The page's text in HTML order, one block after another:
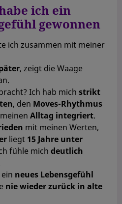
ich ein
gewonnen
ich zusammen mit meiner
, zeigt die Waage
Ich hab mich strikt
, den Moves-Rhythmus
Alltag integriert.
mit meinen Werten,
liegt 15 Jahre unter
fühle mich deutlich
neues Lebensgefühl
niewieder zurück in alte